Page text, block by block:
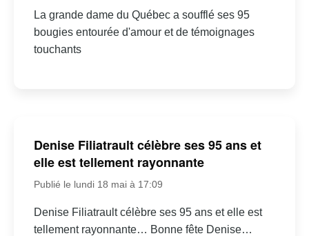
La grande dame du Québec a soufflé ses 95
bougies entourée d'amour et de témoignages
touchants
Denise Filiatrault célèbre ses 95 ans et
elle est tellement rayonnante
Publié le lundi 18 mai à 17:09
Denise Filiatrault célèbre ses 95 ans et elle est
tellement rayonnante… Bonne fête Denise…